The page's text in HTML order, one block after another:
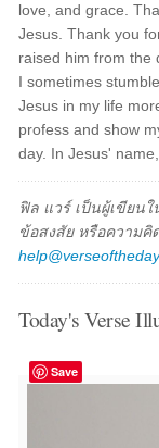
love, and grace.
Jesus. Thank you
raised him from the
I sometimes
Jesus in my life
profess and show
day. In Jesus'
ฟิล แวร์ เป็นผู้เขียน
ข้อสงสัย หรือความ
Today's Verse
Save